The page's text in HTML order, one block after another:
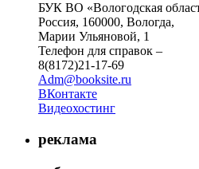
БУК ВО «Вологодская
Россия, 160000, Вологда,
Марии Ульяновой, 1
Телефон для справок –
8(8172)21-17-69
Adm@booksite.ru
ВКонтакте
Видеохостинг
реклама